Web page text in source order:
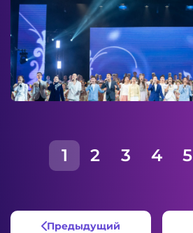
1 2 3 4 5
Предыдущий